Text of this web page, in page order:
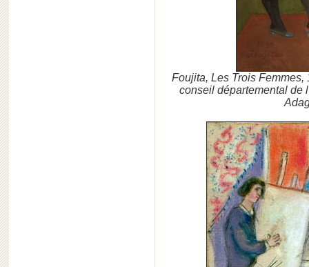
Foujita, Les Trois
conseil départemental de